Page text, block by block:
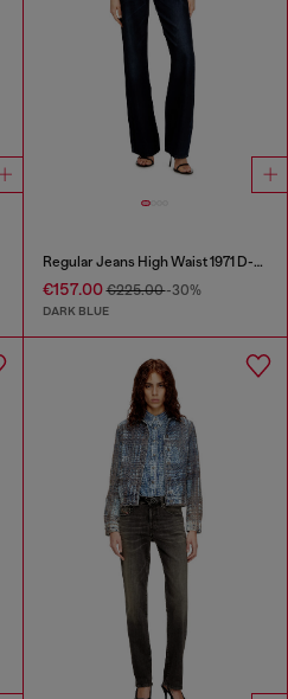
Regular Jeans High Waist 1971 D-Sent
€157.00€225.00-30%
DARK BLUE